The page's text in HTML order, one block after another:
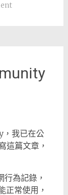
我已在公
這篇文章，
為記錄，
正常使用，